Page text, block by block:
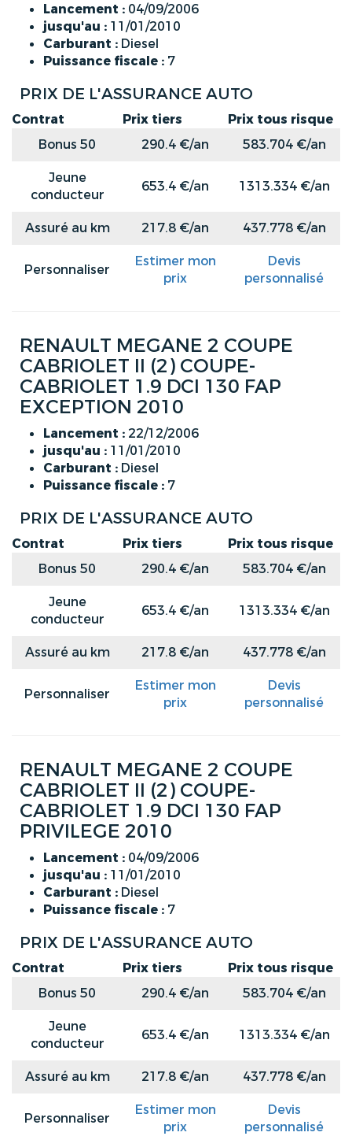
Lancement : 04/09/2006
jusqu'au : 11/01/2010
Carburant : Diesel
Puissance fiscale : 7
PRIX DE L'ASSURANCE AUTO
Contrat Prix tiers
Prix tous risque
Bonus 50
290.4 €/an
583.704 €/an
Jeune
conducteur
653.4 €/an 1313.334 €/an
Assuré au km 217.8 €/an 437.778 €/an
Personnaliser
Estimer mon
prix
Devis
personnalisé
RENAULT MEGANE 2 COUPE
CABRIOLET II (2) COUPE-
CABRIOLET 1.9 DCI 130 FAP
EXCEPTION 2010
Lancement : 22/12/2006
jusqu'au : 11/01/2010
Carburant : Diesel
Puissance fiscale : 7
PRIX DE L'ASSURANCE AUTO
Contrat Prix tiers
Prix tous risque
Bonus 50
290.4 €/an
583.704 €/an
Jeune
conducteur
653.4 €/an 1313.334 €/an
Assuré au km 217.8 €/an 437.778 €/an
Personnaliser
Estimer mon
prix
Devis
personnalisé
RENAULT MEGANE 2 COUPE
CABRIOLET II (2) COUPE-
CABRIOLET 1.9 DCI 130 FAP
PRIVILEGE 2010
Lancement : 04/09/2006
jusqu'au : 11/01/2010
Carburant : Diesel
Puissance fiscale : 7
PRIX DE L'ASSURANCE AUTO
Contrat Prix tiers
Prix tous risque
Bonus 50
290.4 €/an
583.704 €/an
Jeune
conducteur
653.4 €/an 1313.334 €/an
Assuré au km 217.8 €/an 437.778 €/an
Personnaliser
Estimer mon
prix
Devis
personnalisé